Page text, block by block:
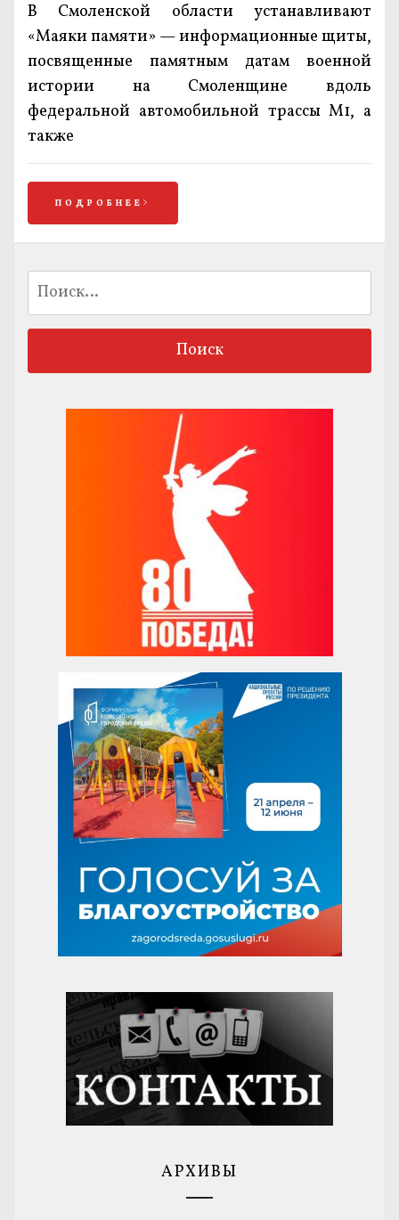
В Смоленской области устанавливают
«Маяки памяти» — информационные щиты,
посвященные памятным датам военной
истории на Смоленщине вдоль
федеральной автомобильной трассы М1, а
также
ПОДРОБНЕЕ
Найти:
АРХИВЫ